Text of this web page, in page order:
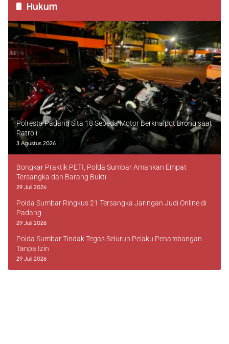
Hukum
Polresta Padang Sita 18 Sepeda Motor Berknalpot Brong saat
Patroli
3 Agustus 2026
Bongkar Praktik PETI, Polda Sumbar Amankan Empat
Tersangka dan Barang Bukti
29 Juli 2026
Polda Sumbar Ringkus 21 Tersangka Jaringan Judi Online di
Padang
29 Juli 2026
Polda Sumbar Tindak Tegas Seluruh Pelaku Penambangan
Tanpa Izin
29 Juli 2026